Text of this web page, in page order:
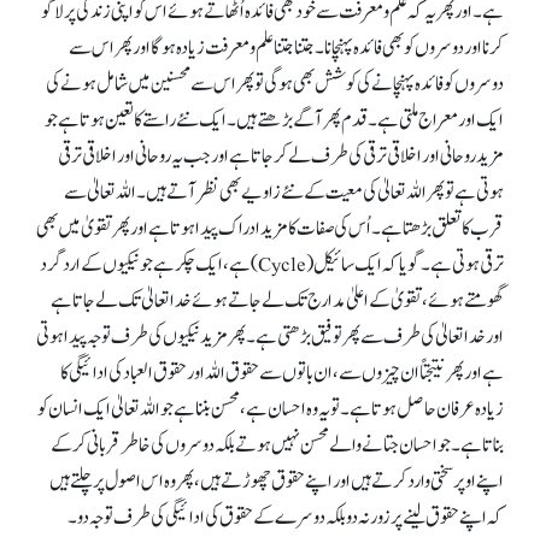
ہے۔ اور پھر یہ کہ علم و معرفت سے خود بھی فائدہ اُٹھاتے ہوئے اس کو اپنی زندگی پر لاگو
کرنا اور دوسروں کو بھی فائدہ پہنچانا۔ جتنا جتنا علم و معرفت زیادہ ہو گا اور پھر اس سے
دوسروں کو فائدہ پہنچانے کی کوشش بھی ہو گی تو پھر اس سے محسنین میں شامل ہونے کی
ایک اور معراج ملتی ہے۔ قدم پھر آگے بڑھتے ہیں۔ ایک نئے راستے کا تعین ہوتا ہے جو
مزید روحانی اور اخلاقی ترقی کی طرف لے کر جاتا ہے اور جب یہ روحانی اور اخلاقی ترقی
ہوتی ہے تو پھر اللہ تعالیٰ کی معیت کے نئے زاویے بھی نظر آتے ہیں۔ اللہ تعالیٰ سے
قرب کا تعلق بڑھتا ہے۔ اُس کی صفات کا مزید ادراک پیدا ہوتا ہے اور پھر تقویٰ میں بھی
ترقی ہوتی ہے۔ گویا کہ ایک سائیکل (Cycle) ہے، ایک چکر ہے جو نیکیوں کے ارد گرد
گھومتے ہوئے، تقویٰ کے اعلیٰ مدارج تک لے جاتے ہوئے خدا تعالیٰ تک لے جاتا ہے
اور خدا تعالیٰ کی طرف سے پھر توفیق بڑھتی ہے۔ پھر مزیدنیکیوں کی طرف توجہ پیدا ہوتی
ہے اور پھر نتیجتاً ان چیزوں سے، ان باتوں سے حقوق اللہ اور حقوق العباد کی ادائیگی کا
زیادہ عرفان حاصل ہوتا ہے۔ تو یہ وہ احسان ہے، محسن بننا ہے جو اللہ تعالیٰ ایک انسان کو
بناتا ہے۔ جو احسان جتانے والے محسن نہیں ہوتے بلکہ دوسروں کی خاطر قربانی کر کے
اپنے اوپر سختی وارد کرتے ہیں اور اپنے حقوق چھوڑتے ہیں، پھر وہ اس اصول پر چلتے ہیں
کہ اپنے حقوق لینے پر زور نہ دو بلکہ دوسرے کے حقوق کی ادائیگی کی طرف توجہ دو۔